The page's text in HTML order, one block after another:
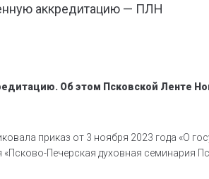
аккредитацию — ПЛН
Об этом Псковской Ленте
приказ от 3 ноября 2023 года «О
Печерская духовная семинария